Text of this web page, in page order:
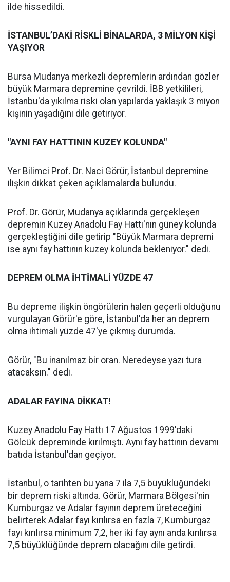
ilde hissedildi.
İSTANBUL’DAKİ RİSKLİ BİNALARDA, 3 MİLYON KİŞİ
YAŞIYOR
Bursa Mudanya merkezli depremlerin ardından gözler
büyük Marmara depremine çevrildi. İBB yetkilileri,
İstanbu'da yıkılma riski olan yapılarda yaklaşık 3 miyon
kişinin yaşadığını dile getiriyor.
"AYNI FAY HATTININ KUZEY KOLUNDA"
Yer Bilimci Prof. Dr. Naci Görür, İstanbul depremine
ilişkin dikkat çeken açıklamalarda bulundu.
Prof. Dr. Görür, Mudanya açıklarında gerçekleşen
depremin Kuzey Anadolu Fay Hattı'nın güney kolunda
gerçekleştiğini dile getirip "Büyük Marmara depremi
ise aynı fay hattının kuzey kolunda bekleniyor." dedi.
DEPREM OLMA İHTİMALİ YÜZDE 47
Bu depreme ilişkin öngörülerin halen geçerli olduğunu
vurgulayan Görür'e göre, İstanbul'da her an deprem
olma ihtimali yüzde 47'ye çıkmış durumda.
Görür, "Bu inanılmaz bir oran. Neredeyse yazı tura
atacaksın." dedi.
ADALAR FAYINA DİKKAT!
Kuzey Anadolu Fay Hattı 17 Ağustos 1999'daki
Gölcük depreminde kırılmıştı. Aynı fay hattının devamı
batıda İstanbul'dan geçiyor.
İstanbul, o tarihten bu yana 7 ila 7,5 büyüklüğündeki
bir deprem riski altında. Görür, Marmara Bölgesi'nin
Kumburgaz ve Adalar fayının deprem üreteceğini
belirterek Adalar fayı kırılırsa en fazla 7, Kumburgaz
fayı kırılırsa minimum 7,2, her iki fay aynı anda kırılırsa
7,5 büyüklüğünde deprem olacağını dile getirdi.